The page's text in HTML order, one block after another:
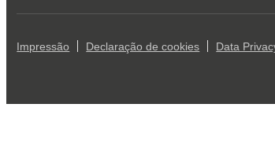
Impressão Declaração de cookies Data